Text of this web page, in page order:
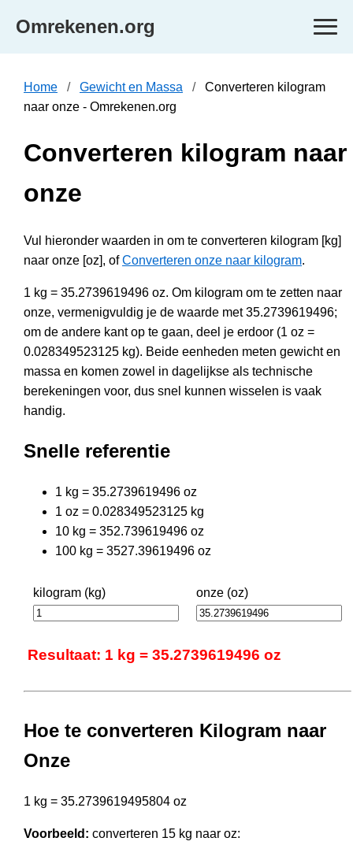
Omrekenen.org
Home Gewicht en Massa
Converteren kilogram
naar onze - Omrekenen.org
Converteren kilogram naar
onze
Vul hieronder waarden in om te converteren kilogram [kg]
naar onze [oz], ofConverteren onze naar kilogram.
1 kg = 35.2739619496 oz. Om kilogram om te zetten naar
onze, vermenigvuldig je de waarde met 35.2739619496;
om de andere kant op te gaan, deel je erdoor (1 oz =
0.028349523125 kg). Beide eenheden meten gewicht en
massa en komen zowel in dagelijkse als technische
berekeningen voor, dus snel kunnen wisselen is vaak
handig.
Snelle referentie
1 kg = 35.2739619496 oz
1 oz = 0.028349523125 kg
10 kg = 352.739619496 oz
100 kg = 3527.39619496 oz
kilogram (kg) onze (oz)
Resultaat: 1 kg = 35.2739619496 oz
Hoe te converteren Kilogram naar
Onze
1 kg = 35.2739619495804 oz
Voorbeeld: converteren 15 kg naar oz: